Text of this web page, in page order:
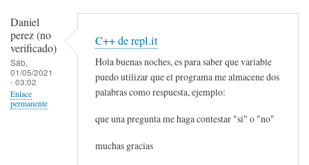
Daniel
perez (no
verificado)
Sáb,
01/05/2021
- 03:02
Enlace
permanente
C++ de repl.it
Hola buenas noches, es para saber que variable
puedo utilizar que el programa me almacene dos
palabras como respuesta, ejemplo:
que una pregunta me haga contestar "si" o "no"
muchas gracias